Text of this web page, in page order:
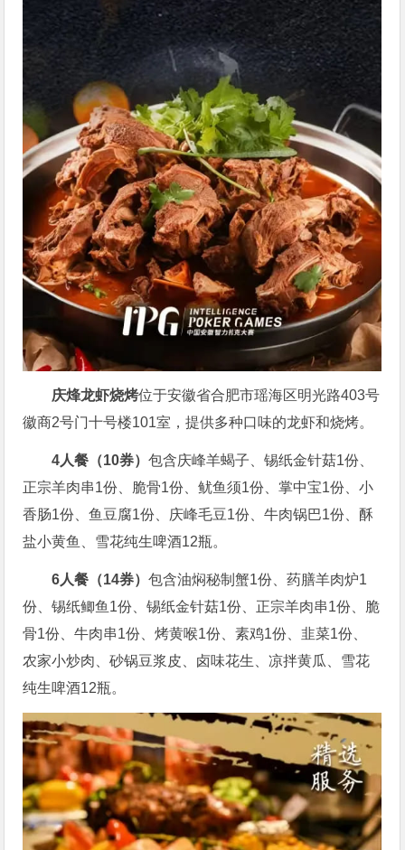
庆烽龙虾烧烤位于安徽省合肥市瑶海区明光路403号
徽商2号门十号楼101室，提供多种口味的龙虾和烧烤。
4人餐（10券）包含庆峰羊蝎子、锡纸金针菇1份、
正宗羊肉串1份、脆骨1份、鱿鱼须1份、掌中宝1份、小
香肠1份、鱼豆腐1份、庆峰毛豆1份、牛肉锅巴1份、酥
盐小黄鱼、雪花纯生啤酒12瓶。
6人餐（14券）包含油焖秘制蟹1份、药膳羊肉炉1
份、锡纸鲫鱼1份、锡纸金针菇1份、正宗羊肉串1份、脆
骨1份、牛肉串1份、烤黄喉1份、素鸡1份、韭菜1份、
农家小炒肉、砂锅豆浆皮、卤味花生、凉拌黄瓜、雪花
纯生啤酒12瓶。